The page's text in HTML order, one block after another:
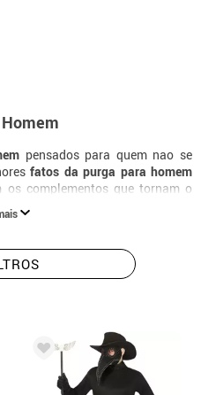
pensados para quem nao se
fatos da purga para homem
complementos que tornam o
Descobre toda a colecao de
encontra a versao perfeita para o